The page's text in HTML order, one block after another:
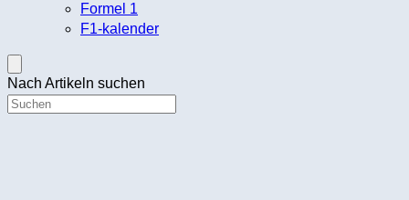
Formel 1
F1-kalender
Nach Artikeln suchen